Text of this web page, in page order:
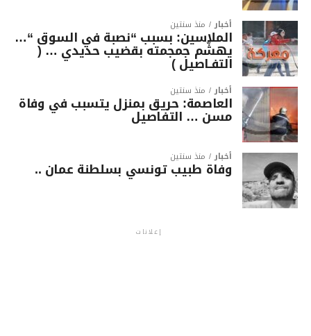
أخبار منذ سنتين
الملاسين: بسبب “نصبة في السوق “…
يهشّم جمجمته بقضيب حديدي … (
التفـاصيل )
أخبار منذ سنتين
العاصمة: حريق بمنزل يتسبب في وفاة
مسن … التفاصيل
أخبار منذ سنتين
وفاة طبيب تونسي بسلطنة عمان ..
إعلانات